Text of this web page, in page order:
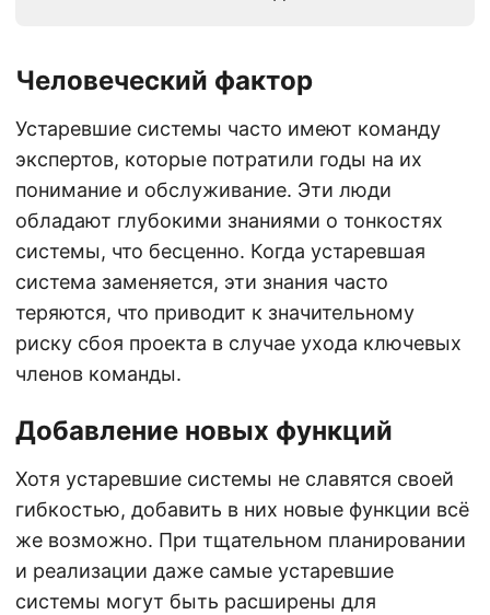
Человеческий фактор
Устаревшие системы часто имеют команду
экспертов, которые потратили годы на их
понимание и обслуживание. Эти люди
обладают глубокими знаниями о тонкостях
системы, что бесценно. Когда устаревшая
система заменяется, эти знания часто
теряются, что приводит к значительному
риску сбоя проекта в случае ухода ключевых
членов команды.
Добавление новых функций
Хотя устаревшие системы не славятся своей
гибкостью, добавить в них новые функции всё
же возможно. При тщательном планировании
и реализации даже самые устаревшие
системы могут быть расширены для